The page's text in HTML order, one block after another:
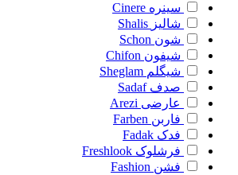
سینره Cinere
شالیز Shalis
شون Schon
شیفون Chifon
شیگلم Sheglam
صدف Sadaf
عارضی Arezi
فاربن Farben
فدک Fadak
فرشلوک Freshlook
فشن Fashion